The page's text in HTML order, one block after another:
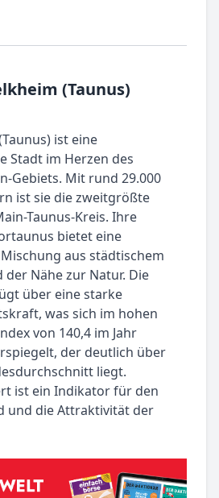
(Taunus)
ist eine
Stadt im Herzen des
Gebiets. Mit rund 29.000
ist sie die zweitgrößte
Taunus-Kreis. Ihre
bietet eine
aus städtischem
der Nähe zur Natur. Die
über eine starke
was sich im hohen
von 140,4 im Jahr
der deutlich über
liegt.
ist ein Indikator für den
und die Attraktivität der